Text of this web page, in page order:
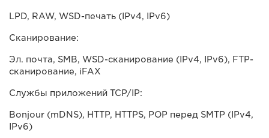
LPD, RAW, WSD-печать (IPv4, IPv6)
Сканирование:
Эл. почта, SMB, WSD-сканирование (IPv4, IPv6), FTP-
сканирование, iFAX
Службы приложений TCP/IP:
Bonjour (mDNS), HTTP, HTTPS, POP перед SMTP (IPv4,
IPv6)